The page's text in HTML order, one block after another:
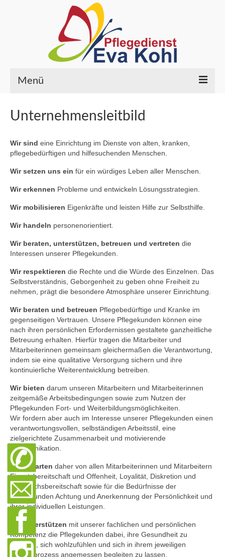
Menü
ÜBER UNS
Wer wir sind
Ihre Ansprechpartner
Qualität
Pflegeleitbild
KARRIERE
Gute Gründe…
Aktuelle Stellenangebote
Pflegedienstleitung/PDL
Unternehmensleitbild
Wir sind eine Einrichtung im Dienste von alten, kranken,
pflegebedürftigen und hilfesuchenden Menschen.
Wir setzen uns ein für ein würdiges Leben aller Menschen.
Wir erkennen Probleme und entwickeln Lösungsstrategien.
Wir mobilisieren Eigenkräfte und leisten Hilfe zur Selbsthilfe.
Wir handeln personenorientiert.
Wir beraten, unterstützen, betreuen und vertreten die
Interessen unserer Pflegekunden.
Wir respektieren die Rechte und die Würde des Einzelnen. Das
Selbstverständnis, Geborgenheit zu geben ohne Freiheit zu
nehmen, prägt die besondere Atmosphäre unserer Einrichtung.
Wir beraten und betreuen Pflegebedürftige und Kranke im
gegenseitigen Vertrauen. Unsere Pflegekunden können eine
nach ihren persönlichen Erfordernissen gestaltete ganzheitliche
Betreuung erhalten. Hierfür tragen die Mitarbeiter und
Mitarbeiterinnen gemeinsam gleichermaßen die Verantwortung,
indem sie eine qualitative Versorgung sichern und ihre
kontinuierliche Weiterentwicklung betreiben.
Wir bieten darum unseren Mitarbeitern und Mitarbeiterinnen
zeitgemäße Arbeitsbedingungen sowie zum Nutzen der
Pflegekunden Fort- und Weiterbildungsmöglichkeiten.
Wir fordern aber auch im Interesse unserer Pflegekunden einen
verantwortungsvollen, selbständigen Arbeitsstil, eine
zielgerichtete Zusammenarbeit und motivierende
Kommunikation.
Wir erwarten daher von allen Mitarbeiterinnen und Mitarbeitern
Einsatzbereitschaft und Offenheit, Loyalität, Diskretion und
Gesprächsbereitschaft sowie für die Bedürfnisse der
Pflegekunden Achtung und Anerkennung der Persönlichkeit und
ihrer individuellen Leistungen.
Wir unterstützen mit unserer fachlichen und persönlichen
Kompetenz die Pflegekunden dabei, ihre Gesundheit zu
erhalten, sich wohlzufühlen und sich in ihrem jeweiligen
Lebensprozess angemessen begleiten zu lassen.